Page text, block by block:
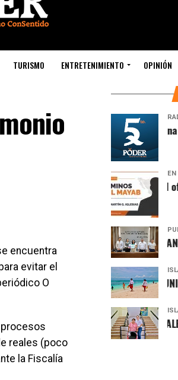
TURISMO ENTRETENIMIENTO OPINIÓN
encuentra
evitar el
O
procesos
reales (poco
la Fiscalía
Síntesis Matutina
EN
Sociedad
PRESENTA BLANCA
GOBIERNO
ATENEA FORTALECE